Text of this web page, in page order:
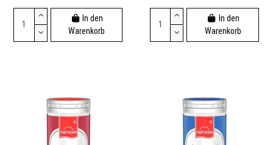
In den
Warenkorb
In den
Warenkorb